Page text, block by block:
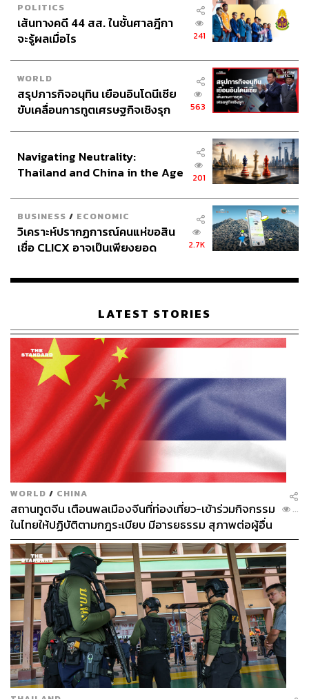
POLITICS
เส้นทางคดี 44 สส. ในชั้นศาลฎีกา
จะรู้ผลเมื่อไร
241
WORLD
สรุปภารกิจอนุทิน เยือนอินโดนีเซีย
ขับเคลื่อนการทูตเศรษฐกิจเชิงรุก
563
Navigating Neutrality:
Thailand and China in the Age
201
BUSINESS / ECONOMIC
วิเคราะห์ปรากฏการณ์คนแห่ขอสิน
เชื่อ CLICX อาจเป็นเพียงยอด
เรือนไทยที่ถูกซุกไว้
2.7K
LATEST STORIES
WORLD / CHINA
สถานทูตจีน เตือนพลเมืองจีนที่ท่องเที่ยว-เข้าร่วมกิจกรรม
ในไทยให้ปฏิบัติตามกฎระเบียบ มีอารยธรรม สุภาพต่อผู้อื่น
...